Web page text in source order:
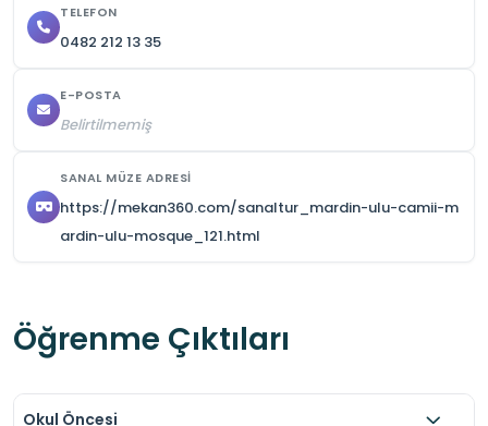
•  Din kültürü, tarih ve değerler eğitimi temalı
etkinlikler için uygundur
alan bulunmaktadır
TELEFON
0482 212 13 35
E-POSTA
Belirtilmemiş
SANAL MÜZE ADRESI
https://mekan360.com/sanaltur_mardin-ulu-camii-m
ardin-ulu-mosque_121.html
Öğrenme Çıktıları
Okul Öncesi